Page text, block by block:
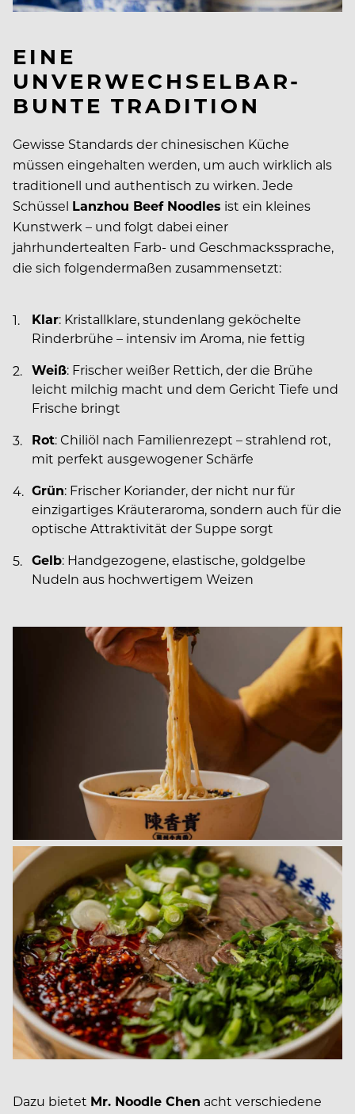
EINE
UNVERWECHSELBAR-
BUNTE TRADITION
Gewisse Standards der chinesischen Küche
müssen eingehalten werden, um auch wirklich als
traditionell und authentisch zu wirken. Jede
Schüssel Lanzhou Beef Noodles ist ein kleines
Kunstwerk – und folgt dabei einer
jahrhundertealten Farb- und Geschmackssprache,
die sich folgendermaßen zusammensetzt:
Klar: Kristallklare, stundenlang geköchelte
Rinderbrühe – intensiv im Aroma, nie fettig
Weiß: Frischer weißer Rettich, der die Brühe
leicht milchig macht und dem Gericht Tiefe und
Frische bringt
Rot: Chiliöl nach Familienrezept – strahlend rot,
mit perfekt ausgewogener Schärfe
Grün: Frischer Koriander, der nicht nur für
einzigartiges Kräuteraroma, sondern auch für die
optische Attraktivität der Suppe sorgt
Gelb: Handgezogene, elastische, goldgelbe
Nudeln aus hochwertigem Weizen
Dazu bietet Mr. Noodle Chen acht verschiedene